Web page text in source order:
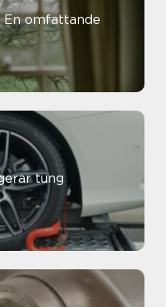
En omfattande